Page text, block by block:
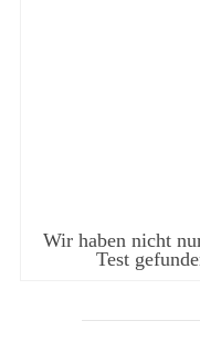
Wir haben nicht
Test